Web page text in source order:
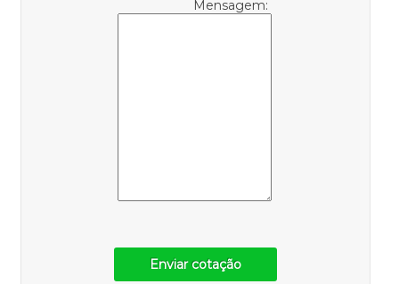
Mensagem:
Enviar cotação